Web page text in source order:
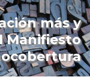
más y
Manifiesto